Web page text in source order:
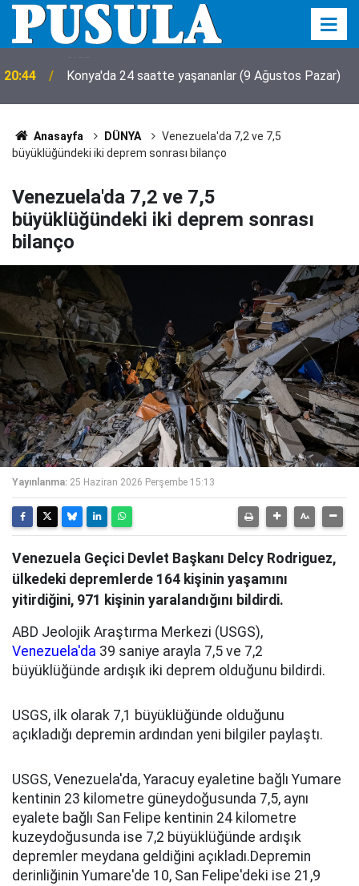
20:44 Konya'da 24 saatte yaşananlar (9 Ağustos Pazar)
Anasayfa DÜNYA
Venezuela'da 7,2 ve 7,5
büyüklüğündeki iki deprem sonrası bilanço
Venezuela'da 7,2 ve 7,5
büyüklüğündeki iki deprem sonrası
bilanço
Yayınlanma: 25 Haziran 2026 Perşembe 15:13
Venezuela Geçici Devlet Başkanı Delcy Rodriguez,
ülkedeki depremlerde 164 kişinin yaşamını
yitirdiğini, 971 kişinin yaralandığını bildirdi.
ABD Jeolojik Araştırma Merkezi (USGS),
Venezuela'da 39 saniye arayla 7,5 ve 7,2
büyüklüğünde ardışık iki deprem olduğunu bildirdi.
USGS, ilk olarak 7,1 büyüklüğünde olduğunu
açıkladığı depremin ardından yeni bilgiler paylaştı.
USGS, Venezuela'da, Yaracuy eyaletine bağlı Yumare
kentinin 23 kilometre güneydoğusunda 7,5, aynı
eyalete bağlı San Felipe kentinin 24 kilometre
kuzeydoğusunda ise 7,2 büyüklüğünde ardışık
depremler meydana geldiğini açıkladı.Depremin
derinliğinin Yumare'de 10, San Felipe'deki ise 21,9